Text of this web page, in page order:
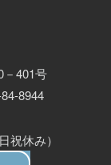
401号
8944
祝休み）